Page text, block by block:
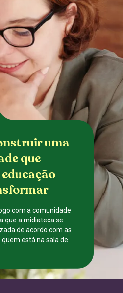
uma
que
com a comunidade
que a midiateca se
de acordo com as
está na sala de
SE